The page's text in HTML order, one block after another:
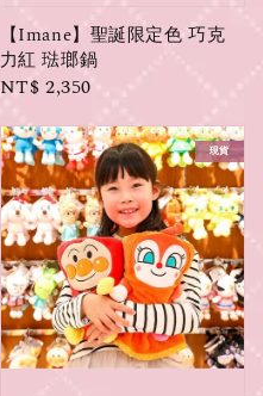
【Imane】聖誕限定色 巧克
力紅 琺瑯鍋
Regular
NT$ 2,350
現貨